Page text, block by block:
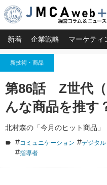
新着 企業戦略 マーケティ
新技術・商品
第86話 Z世代
んな商品を推す
北村森の「今月のヒット商品」
#コミュニケーション #デジタル
#指導者